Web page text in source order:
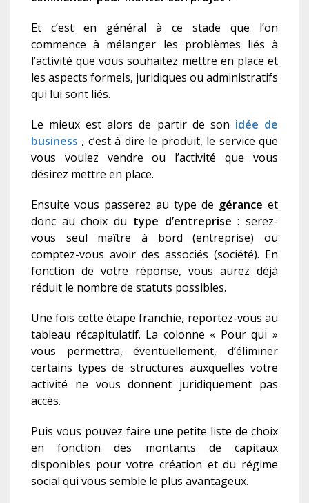
Et c’est en général à ce stade que l’on
commence à mélanger les problèmes liés à
l’activité que vous souhaitez mettre en place et
les aspects formels, juridiques ou administratifs
qui lui sont liés.
Le mieux est alors de partir de son idée de
business , c’est à dire le produit, le service que
vous voulez vendre ou l’activité que vous
désirez mettre en place.
Ensuite vous passerez au type de gérance et
donc au choix du type d’entreprise : serez-
vous seul maître à bord (entreprise) ou
comptez-vous avoir des associés (société). En
fonction de votre réponse, vous aurez déjà
réduit le nombre de statuts possibles.
Une fois cette étape franchie, reportez-vous au
tableau récapitulatif. La colonne « Pour qui »
vous permettra, éventuellement, d’éliminer
certains types de structures auxquelles votre
activité ne vous donnent juridiquement pas
accès.
Puis vous pouvez faire une petite liste de choix
en fonction des montants de capitaux
disponibles pour votre création et du régime
social qui vous semble le plus avantageux.